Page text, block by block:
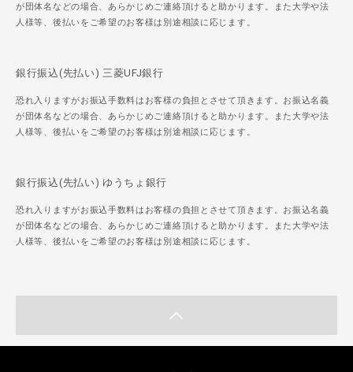
が団体名などの場合、あらかじめご連絡頂けると助かります。また大学や法
人様等、後払いをご希望のお客様は別途相談に応じます。
銀行振込(先払い) 三菱UFJ銀行
恐れ入りますがお振込手数料はお客様の負担とさせて頂きます。お振込名義
が団体名などの場合、あらかじめご連絡頂けると助かります。また大学や法
人様等、後払いをご希望のお客様は別途相談に応じます。
銀行振込(先払い) ゆうちょ銀行
恐れ入りますがお振込手数料はお客様の負担とさせて頂きます。お振込名義
が団体名などの場合、あらかじめご連絡頂けると助かります。また大学や法
人様等、後払いをご希望のお客様は別途相談に応じます。